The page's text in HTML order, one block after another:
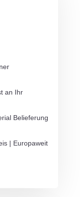
an Ihr
Belieferung
| Europaweit